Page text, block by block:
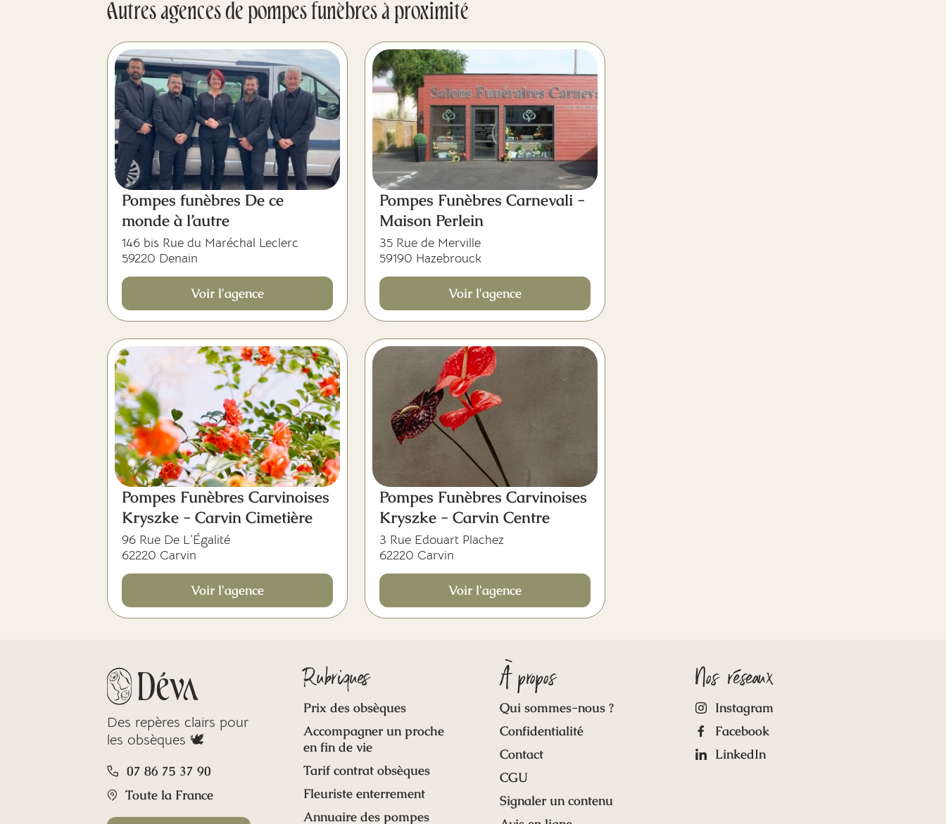
Autres agences de pompes funèbres à proximité
Pompes funèbres De ce
monde à l’autre
146 bis Rue du Maréchal Leclerc
59220 Denain
Voir l'agence
Pompes Funèbres Carnevali -
Maison Perlein
35 Rue de Merville
59190 Hazebrouck
Voir l'agence
Pompes Funèbres Carvinoises
Kryszke - Carvin Cimetière
96 Rue De L’Égalité
62220 Carvin
Voir l'agence
Pompes Funèbres Carvinoises
Kryszke - Carvin Centre
3 Rue Edouart Plachez
62220 Carvin
Voir l'agence
Des repères clairs pour
les obsèques 🕊️
07 86 75 37 90
Toute la France
Rubriques
Prix des obsèques
Accompagner un proche
en fin de vie
Tarif contrat obsèques
Fleuriste enterrement
Annuaire des pompes
À propos
Qui sommes-nous ?
Confidentialité
Contact
CGU
Signaler un contenu
Nos réseaux
Instagram
Facebook
LinkedIn